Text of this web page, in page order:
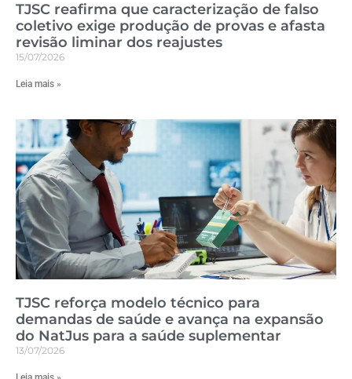
TJSC reafirma que caracterização de falso
coletivo exige produção de provas e afasta
revisão liminar dos reajustes
15/07/2026
Leia mais »
TJSC reforça modelo técnico para
demandas de saúde e avança na expansão
do NatJus para a saúde suplementar
13/07/2026